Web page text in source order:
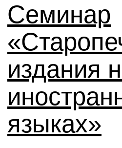
Семинар
издания
языках»